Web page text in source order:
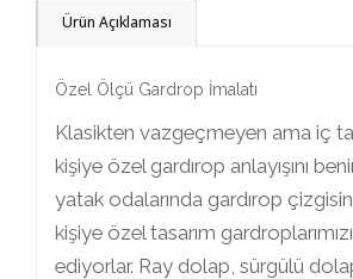
Ürün Açıklaması
Özel Ölçü Gardrop İmalatı
Klasikten vazgeçmeyen ama iç
kişiye özel gardırop anlayışını
yatak odalarında gardırop
kişiye özel tasarım
ediyorlar. Ray dolap, sürgülü